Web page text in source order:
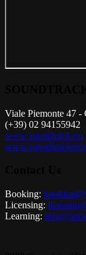
Viale Piemonte 47
(+39) 02 94155942
www.soundtrack.eu
Booking:
Licensing:
Learning: